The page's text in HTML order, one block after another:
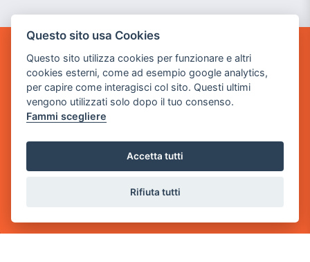
GAME WARP
BY POWER GAME SRL
Sede Legale
via Villaggio dei Platani, 3
via Industriale, 2 - 25082 Botticino, BS
Partita iva 03308130982
Questo sito usa Cookies
Questo sito utilizza cookies per funzionare e altri
cookies esterni, come ad esempio google analytics,
per capire come interagisci col sito. Questi ultimi
vengono utilizzati solo dopo il tuo consenso.
Fammi scegliere
Accetta tutti
Rifiuta tutti